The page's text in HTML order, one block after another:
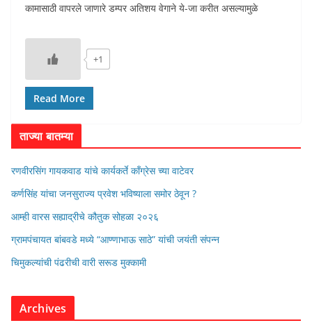
कामासाठी वापरले जाणारे डम्पर अतिशय वेगाने ये-जा करीत असल्यामुळे
+1
Read More
ताज्या बातम्या
रणवीरसिंग गायकवाड यांचे कार्यकर्ते कॉंग्रेस च्या वाटेवर
कर्णसिंह यांचा जनसुराज्य प्रवेश भविष्याला समोर ठेवून ?
आम्ही वारस सह्याद्रीचे कौतुक सोहळा २०२६
ग्रामपंचायत बांबवडे मध्ये “आण्णाभाऊ साठे” यांची जयंती संपन्न
चिमुकल्यांची पंढरीची वारी सरूड मुक्कामी
Archives